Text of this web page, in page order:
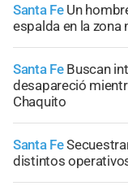
Santa Fe Un
espalda en la zona
Santa Fe Buscan
desapareció
Chaquito
Santa Fe
distintos